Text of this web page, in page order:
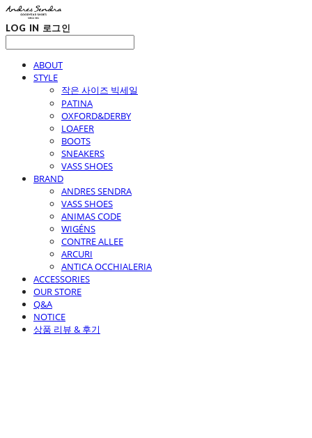
LOG IN 로그인
ABOUT
STYLE
작은 사이즈 빅세일
PATINA
OXFORD&DERBY
LOAFER
BOOTS
SNEAKERS
VASS SHOES
BRAND
ANDRES SENDRA
VASS SHOES
ANIMAS CODE
WIGÉNS
CONTRE ALLEE
ARCURI
ANTICA OCCHIALERIA
ACCESSORIES
OUR STORE
Q&A
NOTICE
상품 리뷰 & 후기